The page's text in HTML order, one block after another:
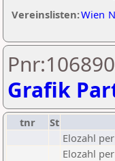
Vereinslisten:Wien
Grafik
tnr St
Elozahl
Elozahl